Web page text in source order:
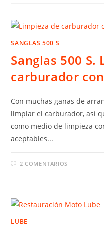
SANGLAS 500 S
Sanglas 500 S.
carburador
Con muchas ganas de
limpiar el carburador, así
como medio de limpieza
aceptables...
2 COMENTARIOS
LUBE